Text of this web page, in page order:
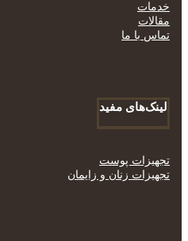
خدمات
مقالات
تماس با ما
لینک‌های مفید
تجهیزات پوست
تجهیزات زنان و زایمان